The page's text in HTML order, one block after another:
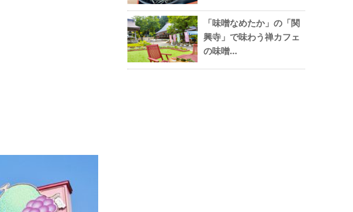
「味噌なめたか」の「関
興寺」で味わう禅カフェ
の味噌…